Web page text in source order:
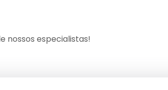
nossos especialistas!